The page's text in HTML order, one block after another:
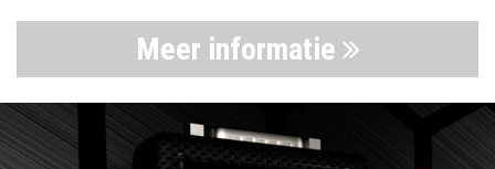
Meer informatie